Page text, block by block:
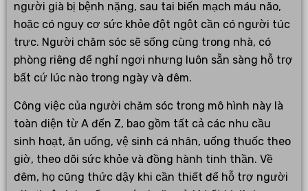
người già bị bệnh nặng, sau tai biến mạch máu não,
hoặc có nguy cơ sức khỏe đột ngột cần có người túc
trực. Người chăm sóc sẽ sống cùng trong nhà, có
phòng riêng để nghỉ ngơi nhưng luôn sẵn sàng hỗ trợ
bất cứ lúc nào trong ngày và đêm.
Công việc của người chăm sóc trong mô hình này là
toàn diện từ A đến Z, bao gồm tất cả các nhu cầu
sinh hoạt, ăn uống, vệ sinh cá nhân, uống thuốc theo
giờ, theo dõi sức khỏe và đồng hành tinh thần. Về
đêm, họ cũng thức dậy khi cần thiết để hỗ trợ người